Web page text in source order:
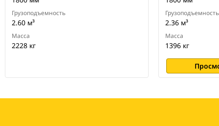
Грузоподъемность
2.60 м³
Масса
2228 кг
Грузоподъемность
2.36 м³
Масса
1396 кг